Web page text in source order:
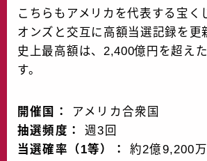
こちらもアメリカを代表する宝く
オンズと交互に高額当選記録を更
史上最高額は、2,400億円を超え
す。
開催国：
アメリカ合衆国
抽選頻度：
週3回
当選確率（1等）：
約2億9,200